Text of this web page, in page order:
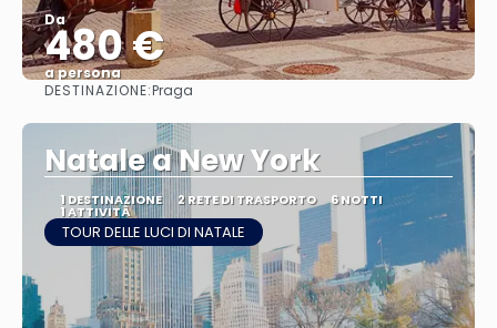
Da
480 €
a persona
DESTINAZIONE:Praga
Natale a New York
1 DESTINAZIONE 2 RETE DI TRASPORTO 6 NOTTI
1 ATTIVITÀ
TOUR DELLE LUCI DI NATALE